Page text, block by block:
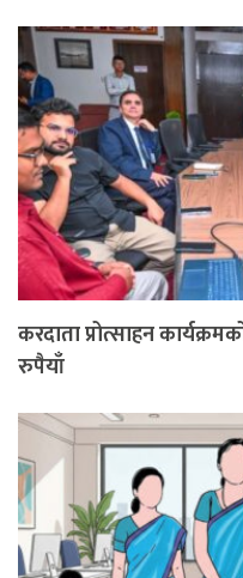
करदाता प्रोत्साहन
रुपैयाँ